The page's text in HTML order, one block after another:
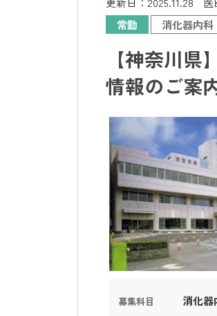
常勤
消化器内科
【神奈川
情報のご案
募集科目 消化器